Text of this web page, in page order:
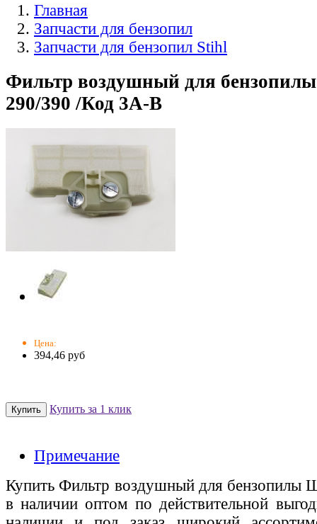
Главная
Запчасти для бензопил
Запчасти для бензопил Stihl
Фильтр воздушный для
290/390 /Код 3A-B
Цена:
394,46 руб
Купить за 1 клик
Примечание
Купить Фильтр воздушный для бензопилы
в наличии оптом по действительной